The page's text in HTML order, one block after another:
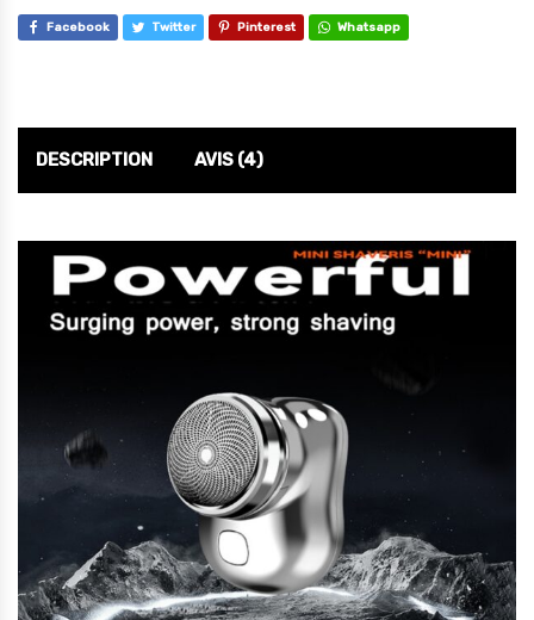
Facebook Twitter Pinterest Whatsapp
DESCRIPTION AVIS (4)